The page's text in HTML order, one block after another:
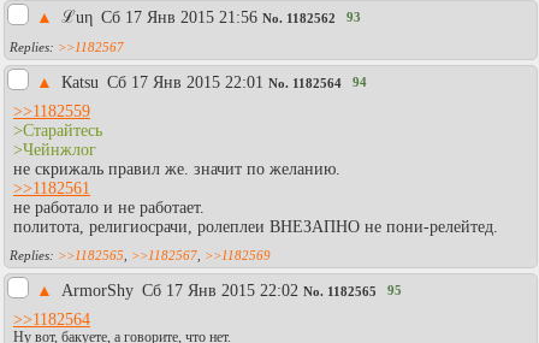
▲ ℒuη Сб 17 Янв 2015 21:56 No. 1182562 93
>>1182567
▲ Каtsu Сб 17 Янв 2015 22:01 No. 1182564 94
>>1182559
>Старайтесь
>Чейнжлог
не скрижаль правил же. значит по желанию.
>>1182561
не работало и не работает.
политота, религиосрачи, ролеплеи ВНЕЗАПНО не пони-релейтед.
>>1182565 >>1182567 >>1182569
▲ АrmorShy Сб 17 Янв 2015 22:02 No. 1182565 95
>>1182564
Ну вот, бакуете, а говорите, что нет.